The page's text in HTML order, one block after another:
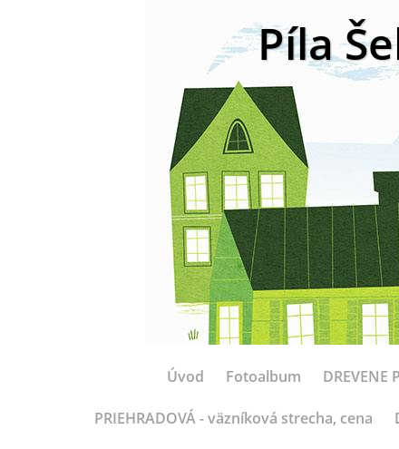
Píla
Úvod Fotoalbum DREVENE
PRIEHRADOVÁ - väzníková strecha, cena